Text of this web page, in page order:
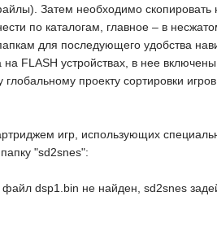
Затем необходимо скопировать
по каталогам, главное – в
для последующего удобства
FLASH устройствах, в нее
проекту сортировки
игр, использующих
"sd2snes":
dsp1.bin не найден, sd2snes